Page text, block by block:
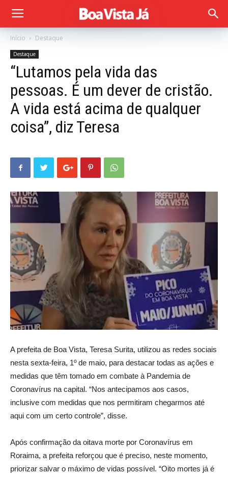
Início Destaque
Destaque
“Lutamos pela vida das
pessoas. É um dever de cristão.
A vida está acima de qualquer
coisa”, diz Teresa
A prefeita de Boa Vista, Teresa Surita, utilizou as redes sociais
nesta sexta-feira, 1º de maio, para destacar todas as ações e
medidas que têm tomado em combate à Pandemia de
Coronavírus na capital. “Nos antecipamos aos casos,
inclusive com medidas que nos permitiram chegarmos até
aqui com um certo controle”, disse.
Após confirmação da oitava morte por Coronavírus em
Roraima, a prefeita reforçou que é preciso, neste momento,
priorizar salvar o máximo de vidas possível. “Oito mortes já é